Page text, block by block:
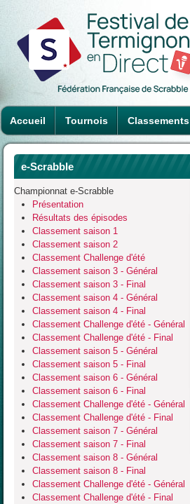
Accueil Tournois Classements
e-Scrabble
Championnat e-Scrabble
Présentation
Résultats des épisodes
Classement saison 1
Classement saison 2
Classement Challenge d'été
Classement saison 3 - Général
Classement saison 3 - Final
Classement saison 4 - Général
Classement saison 4 - Final
Classement Challenge d'été - Général
Classement Challenge d'été - Final
Classement saison 5 - Général
Classement saison 5 - Final
Classement saison 6 - Général
Classement saison 6 - Final
Classement Challenge d'été - Général
Classement Challenge d'été - Final
Classement saison 7 - Général
Classement saison 7 - Final
Classement saison 8 - Général
Classement saison 8 - Final
Classement Challenge d'été - Général
Classement Challenge d'été - Final